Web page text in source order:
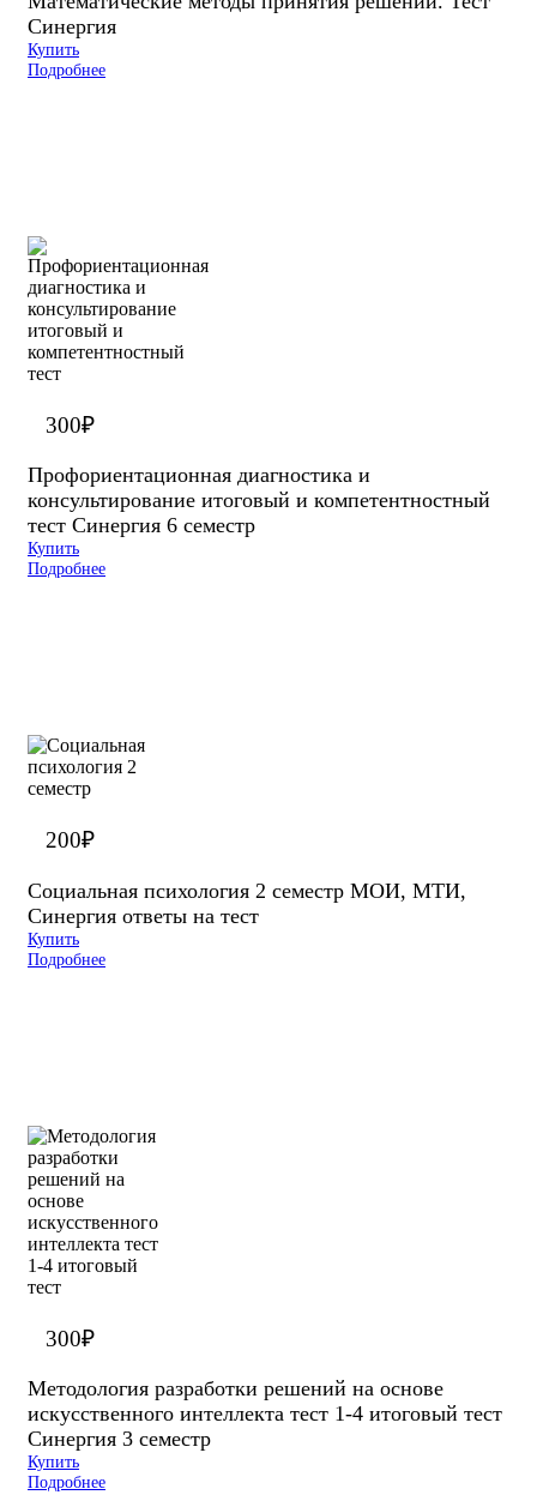
Синергия
Купить
Подробнее
300₽
Профориентационная диагностика и
консультирование итоговый и компетентностный
тест Синергия 6 семестр
Купить
Подробнее
200₽
Социальная психология 2 семестр МОИ, МТИ,
Синергия ответы на тест
Купить
Подробнее
300₽
Методология разработки решений на основе
искусственного интеллекта тест 1-4 итоговый тест
Синергия 3 семестр
Купить
Подробнее